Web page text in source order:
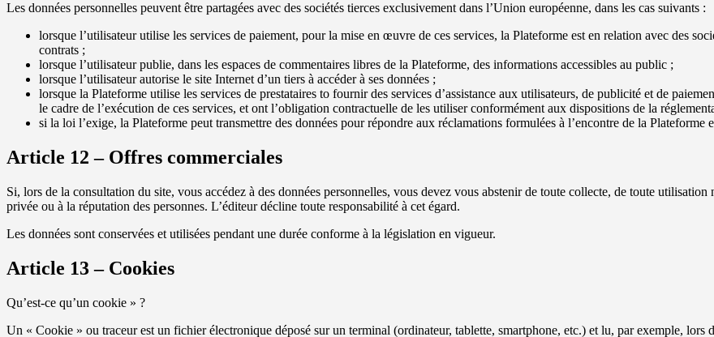
Les données personnelles peuvent être partagées avec des sociétés tierces exclusivement dans l’Union européenne, dans les cas suivants :
lorsque l’utilisateur utilise les services de paiement, pour la mise en œuvre de ces services, la Plateforme est en relation avec des
contrats ;
lorsque l’utilisateur publie, dans les espaces de commentaires libres de la Plateforme, des informations accessibles au public ;
lorsque l’utilisateur autorise le site Internet d’un tiers à accéder à ses données ;
lorsque la Plateforme utilise les services de prestataires to fournir des services d’assistance aux utilisateurs, de publicité et de
le cadre de l’exécution de ces services, et ont l’obligation contractuelle de les utiliser conformément aux dispositions de la
si la loi l’exige, la Plateforme peut transmettre des données pour répondre aux réclamations formulées à l’encontre de la
Article 12 – Offres commerciales
Si, lors de la consultation du site, vous accédez à des données personnelles, vous devez vous abstenir de toute collecte, de toute
privée ou à la réputation des personnes. L’éditeur décline toute responsabilité à cet égard.
Les données sont conservées et utilisées pendant une durée conforme à la législation en vigueur.
Article 13 – Cookies
Qu’est-ce qu’un cookie » ?
Un « Cookie » ou traceur est un fichier électronique déposé sur un terminal (ordinateur, tablette, smartphone, etc.) et lu, par exemple, lors